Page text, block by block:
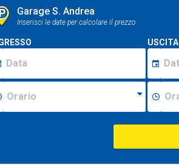
Garage S. Andrea
Inserisci le date per calcolare il prezzo
USCITA